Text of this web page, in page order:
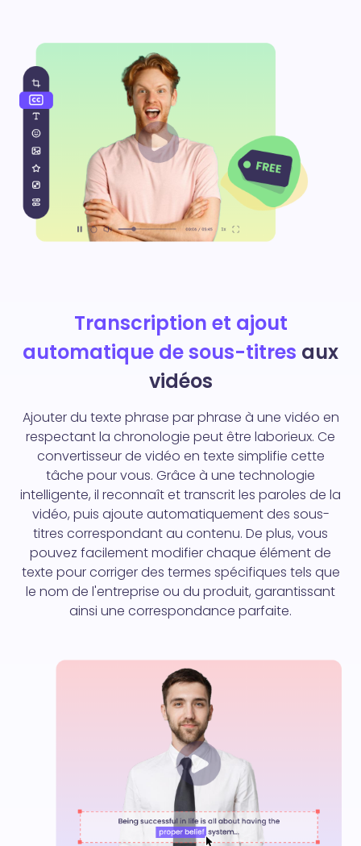
Transcription et ajout
automatique de sous-titres aux
vidéos
Ajouter du texte phrase par phrase à une vidéo en
respectant la chronologie peut être laborieux. Ce
convertisseur de vidéo en texte simplifie cette
tâche pour vous. Grâce à une technologie
intelligente, il reconnaît et transcrit les paroles de la
vidéo, puis ajoute automatiquement des sous-
titres correspondant au contenu. De plus, vous
pouvez facilement modifier chaque élément de
texte pour corriger des termes spécifiques tels que
le nom de l'entreprise ou du produit, garantissant
ainsi une correspondance parfaite.